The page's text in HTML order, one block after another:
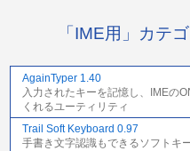
「IME用」カテ
AgainTyper 1.40
入力されたキーを記憶し、IMEの
くれるユーティリティ
Trail Soft Keyboard 0.97
手書き文字認識もできるソフトキ